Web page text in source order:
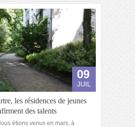
09
JUIL
les résidences de jeunes
des talents
étions venus en mars, à